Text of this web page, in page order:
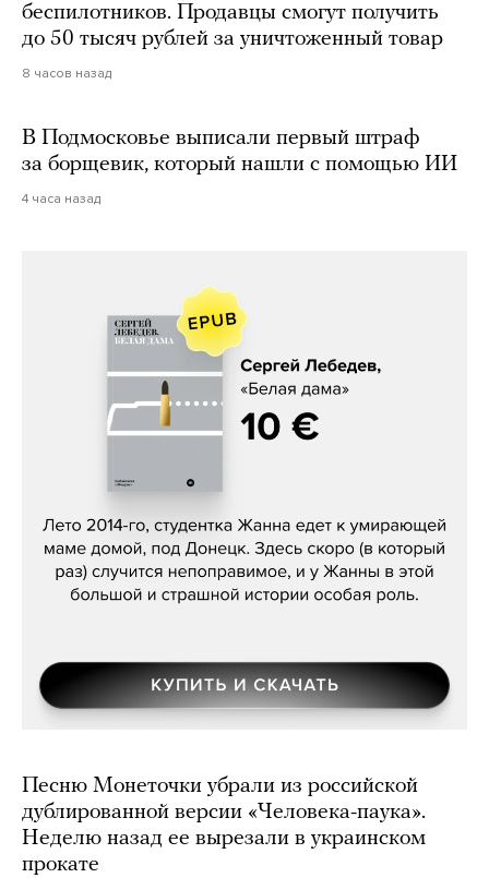
беспилотников. Продавцы смогут получить
до 50 тысяч рублей за уничтоженный товар
8 часов назад
В Подмосковье выписали первый штраф
за борщевик, который нашли с помощью ИИ
4 часа назад
Сергей Лебедев, «Белая дама»
Песню Монеточки убрали из российской
дублированной версии «Человека-паука».
Неделю назад ее вырезали в украинском
прокате